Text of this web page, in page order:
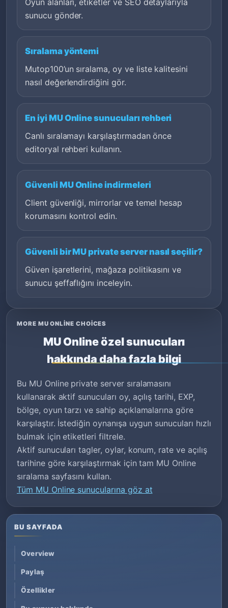
sunucu gönder.
Sıralama yöntemi
Mutop100’un sıralama, oy ve liste kalitesini
nasıl değerlendirdiğini gör.
En iyi MU Online sunucuları rehberi
Canlı sıralamayı karşılaştırmadan önce
editoryal rehberi kullanın.
Güvenli MU Online indirmeleri
Client güvenliği, mirrorlar ve temel hesap
korumasını kontrol edin.
Güvenli bir MU private server nasıl seçilir?
Güven işaretlerini, mağaza politikasını ve
sunucu şeffaflığını inceleyin.
MORE MU ONLINE CHOICES
MU Online özel sunucuları
hakkında daha fazla bilgi
Bu MU Online private server sıralamasını
kullanarak aktif sunucuları oy, açılış tarihi, EXP,
bölge, oyun tarzı ve sahip açıklamalarına göre
karşılaştır. İstediğin oynanışa uygun sunucuları hızlı
bulmak için etiketleri filtrele.
Aktif sunucuları tagler, oylar, konum, rate ve açılış
tarihine göre karşılaştırmak için tam MU Online
sıralama sayfasını kullan.
Tüm MU Online sunucularına göz at
BU SAYFADA
Overview
Paylaş
Özellikler